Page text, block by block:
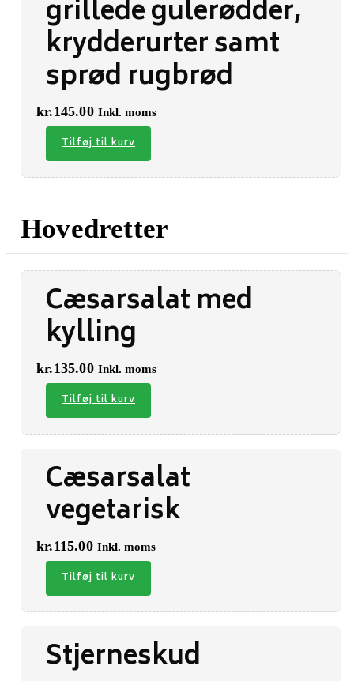
grillede gulerødder,
krydderurter samt
sprød rugbrød
kr.145.00 Inkl. moms
Tilføj til kurv
Hovedretter
Cæsarsalat med
kylling
kr.135.00 Inkl. moms
Tilføj til kurv
Cæsarsalat
vegetarisk
kr.115.00 Inkl. moms
Tilføj til kurv
Stjerneskud